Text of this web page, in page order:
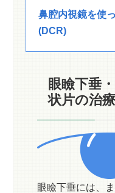
鼻腔内視鏡を使
(DCR)
眼瞼下垂
状片の治療
眼瞼下垂には、